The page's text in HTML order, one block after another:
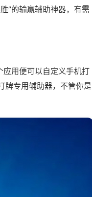
”的输赢辅助神器，有需
应用便可以自定义手机打
牌专用辅助器，不管你是